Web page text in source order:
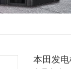
本田发